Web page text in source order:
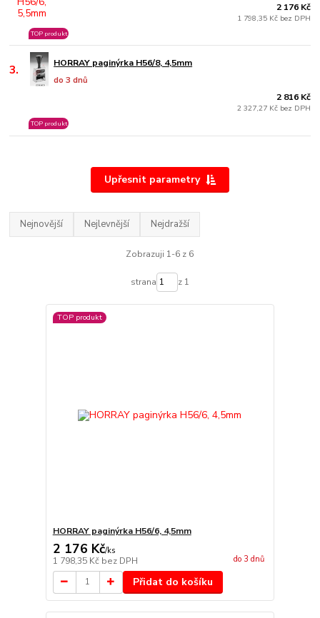
TOP produkt
2 176 Kč
1 798,35 Kč bez DPH
3. HORRAY paginýrka H56/8, 4,5mm
do 3 dnů
TOP produkt
2 816 Kč
2 327,27 Kč bez DPH
Upřesnit parametry
Nejnovější Nejlevnější Nejdražší
Zobrazuji 1-6 z 6
strana z 1
TOP produkt
HORRAY paginýrka H56/6, 4,5mm
2 176 Kč/ks
1 798,35 Kč bez DPH do 3 dnů
Přidat do košíku